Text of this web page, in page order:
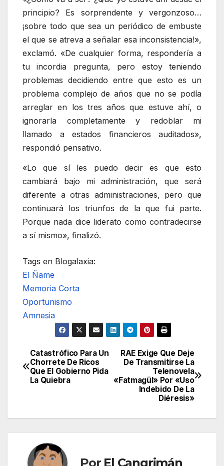
principio? Es sorprendente y vergonzoso…
¡sobre todo que sea un periódico de embuste
el que se atreva a señalar esa inconsistencia!»,
exclamó. «De cualquier forma, respondería a
tu incordia pregunta, pero estoy teniendo
problemas decidiendo entre que esto es un
problema complejo de años que no se podía
arreglar en los tres años que estuve ahí, o
ignorarla completamente y redoblar mi
llamado a estados financieros auditados»,
respondió pensativo.
«Lo que sí les puedo decir es que esto
cambiará bajo mi administración, que será
diferente a otras administraciones, pero que
continuará los triunfos de la que fui parte.
Porque nada dice liderato como contradecirse
a sí mismo», finalizó.
Tags en Blogalaxia:
El Ñame
Memoria Corta
Oportunismo
Amnesia
Navegación
de
RAE Exige Que Deje
De Transmitirse La
Telenovela
«Fatmagül» Por «Uso
Indebido De La
Diéresis»
Catastrófico Para Un
Chorrete De Ricos
Que El Gobierno Pida
La Quiebra
Por El Cangrimán